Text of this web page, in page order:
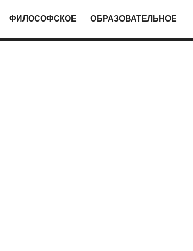
ФИЛОСОФСКОЕ ОБРАЗОВАТЕЛЬНОЕ